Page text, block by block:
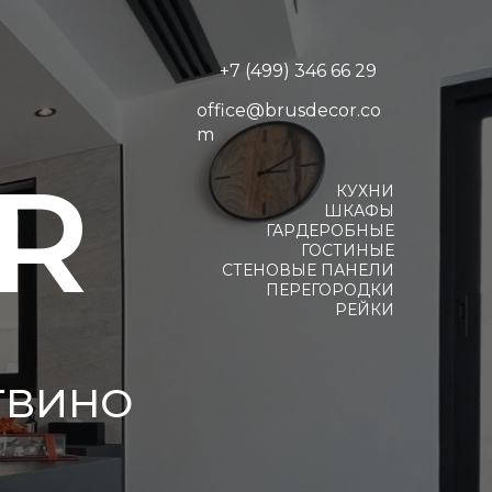
+7 (499) 346 66 29
КУХНИ
ШКАФЫ
ГАРДЕРОБНЫЕ
ГОСТИНЫЕ
СТЕНОВЫЕ ПАНЕЛИ
ПЕРЕГОРОДКИ
РЕЙКИ
office@brusdecor.co
m